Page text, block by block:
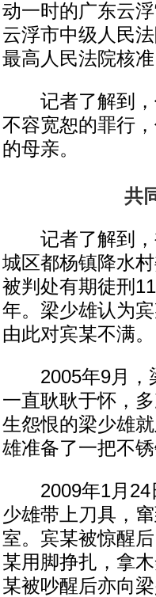
动一时的广东云
云浮市中级人民
最高人民法院核
记者了解到，
不容宽恕的罪行
的母亲。
共
记者了解到，
城区都杨镇降水
被判处有期徒刑
年。梁少雄认为
由此对宾某不满。
2005年9月，梁
一直耿耿于怀，
生怨恨的梁少雄
雄准备了一把不
2009年1月24
少雄带上刀具，
室。宾某被惊醒
某用脚挣扎，拿
某被吵醒后亦向